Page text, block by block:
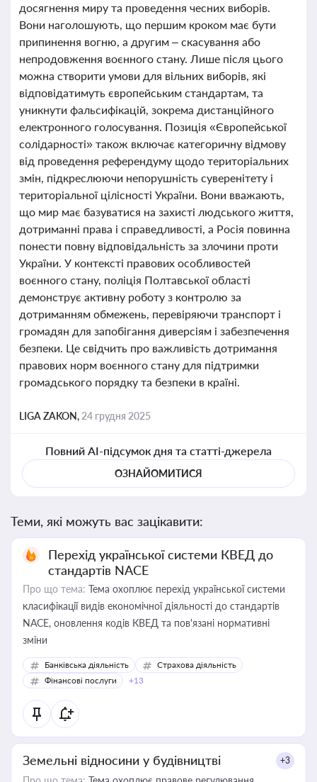
досягнення миру та проведення чесних виборів.
Вони наголошують, що першим кроком має бути
припинення вогню, а другим – скасування або
непродовження воєнного стану. Лише після цього
можна створити умови для вільних виборів, які
відповідатимуть європейським стандартам, та
уникнути фальсифікацій, зокрема дистанційного
електронного голосування. Позиція «Європейської
солідарності» також включає категоричну відмову
від проведення референдуму щодо територіальних
змін, підкреслюючи непорушність суверенітету і
територіальної цілісності України. Вони вважають,
що мир має базуватися на захисті людського життя,
дотриманні права і справедливості, а Росія повинна
понести повну відповідальність за злочини проти
України. У контексті правових особливостей
воєнного стану, поліція Полтавської області
демонструє активну роботу з контролю за
дотриманням обмежень, перевіряючи транспорт і
громадян для запобігання диверсіям і забезпечення
безпеки. Це свідчить про важливість дотримання
правових норм воєнного стану для підтримки
громадського порядку та безпеки в країні.
LIGA ZAKON, 24 грудня 2025
Повний AI-підсумок дня та статті-джерела
ОЗНАЙОМИТИСЯ
Теми, які можуть вас зацікавити:
Перехід української системи КВЕД до
стандартів NACE
Про що тема: Тема охоплює перехід української системи
класифікації видів економічної діяльності до стандартів
NACE, оновлення кодів КВЕД та пов'язані нормативні
зміни
Банківська діяльність
Страхова діяльність
Фінансові послуги
+13
Земельні відносини у будівництві +3